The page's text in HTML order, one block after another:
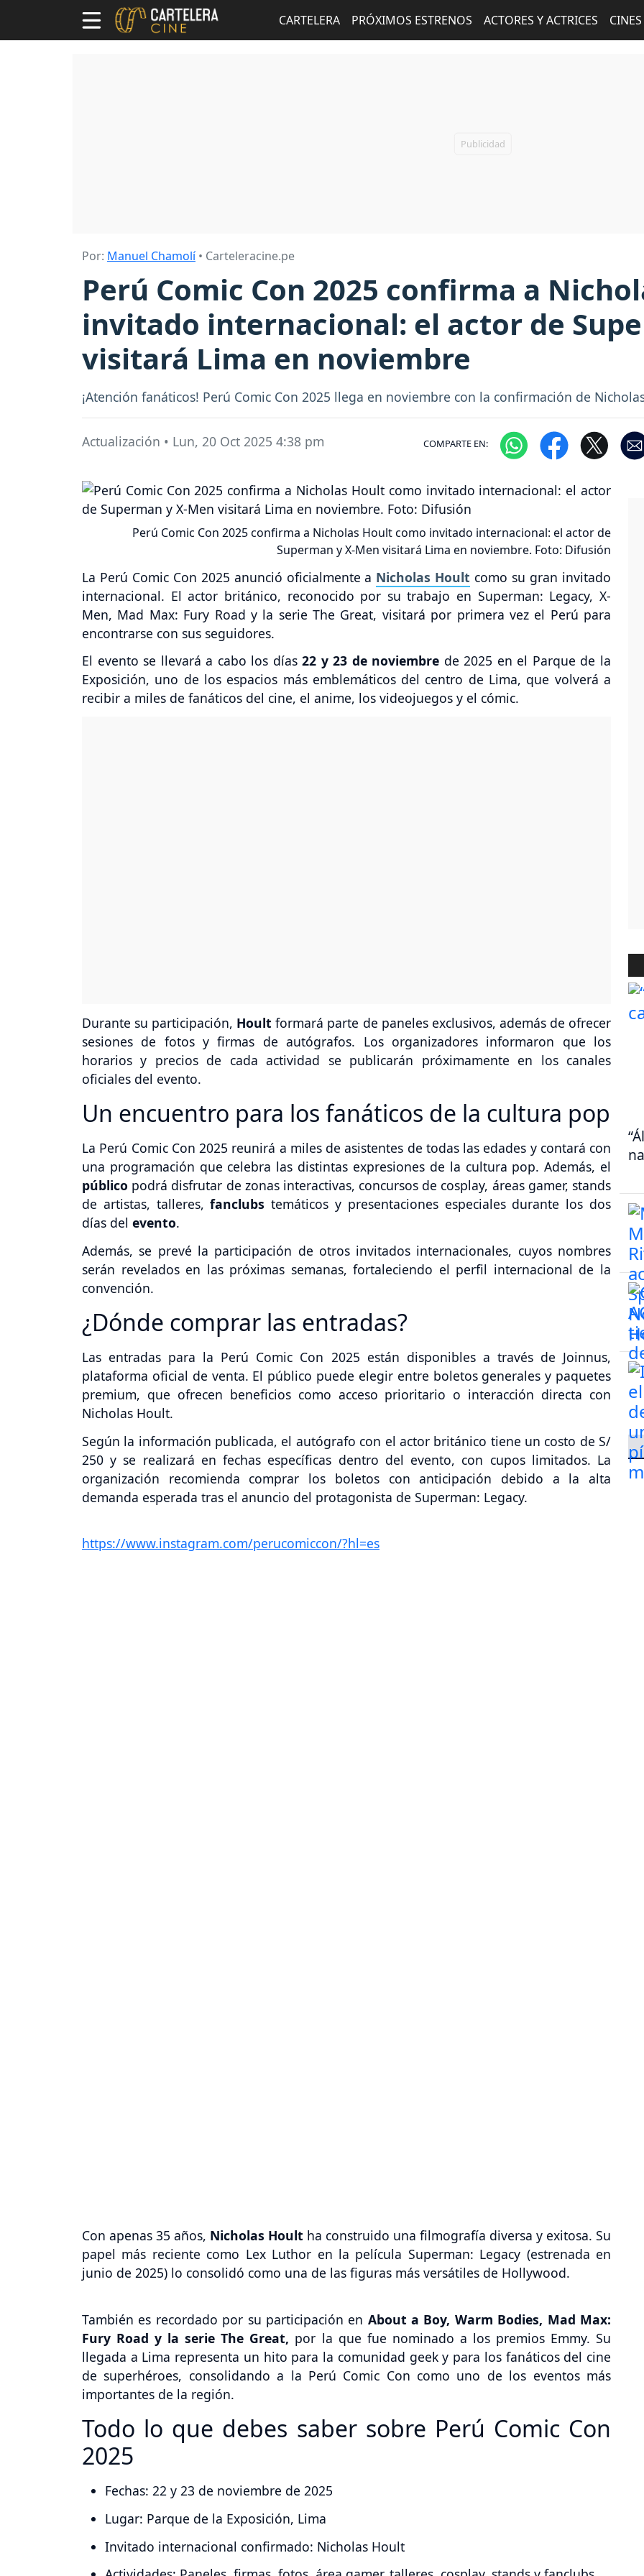
CARTELERA PRÓXIMOS ESTRENOS ACTORES Y ACTRICES CINES
Por: Manuel Chamolí• Carteleracine.pe
Perú Comic Con 2025 confirma a
invitado internacional: el actor de
visitará Lima en noviembre
¡Atención fanáticos! Perú Comic Con 2025 llega en noviembre con la confirmación de
Actualización • Lun, 20 Oct 2025 4:38 pm COMPARTE EN:
Perú Comic Con 2025 confirma a Nicholas Hoult como invitado internacional: el actor de
Superman y X-Men visitará Lima en noviembre. Foto: Difusión
La Perú Comic Con 2025 anunció oficialmente a Nicholas Hoult como su gran invitado
internacional. El actor británico, reconocido por su trabajo en Superman: Legacy, X-
Men, Mad Max: Fury Road y la serie The Great, visitará por primera vez el Perú para
encontrarse con sus seguidores.
El evento se llevará a cabo los días22 y 23 de noviembre de 2025 en el Parque de la
Exposición, uno de los espacios más emblemáticos del centro de Lima, que volverá a
recibir a miles de fanáticos del cine, el anime, los videojuegos y el cómic.
Durante su participación, Houltformará parte de paneles exclusivos, además de ofrecer
sesiones de fotos y firmas de autógrafos. Los organizadores informaron que los
horarios y precios de cada actividad se publicarán próximamente en los canales
oficiales del evento.
Un encuentro para los fanáticos de la cultura pop
La Perú Comic Con 2025 reunirá a miles de asistentes de todas las edades y contará con
una programación que celebra las distintas expresiones de la cultura pop. Además, el
público podrá disfrutar de zonas interactivas, concursos de cosplay, áreas gamer, stands
de artistas, talleres,fanclubstemáticos y presentaciones especiales durante los dos
días del evento.
Además, se prevé la participación de otros invitados internacionales, cuyos nombres
serán revelados en las próximas semanas, fortaleciendo el perfil internacional de la
convención.
¿Dónde comprar las entradas?
Las entradas para la Perú Comic Con 2025 están disponibles a través de Joinnus,
plataforma oficial de venta. El público puede elegir entre boletos generales y paquetes
premium, que ofrecen beneficios como acceso prioritario o interacción directa con
Nicholas Hoult.
Según la información publicada, el autógrafo con el actor británico tiene un costo de S/
250 y se realizará en fechas específicas dentro del evento, con cupos limitados. La
organización recomienda comprar los boletos con anticipación debido a la alta
demanda esperada tras el anuncio del protagonista de Superman: Legacy.
https://www.instagram.com/perucomiccon/?hl=es
Con apenas 35 años, Nicholas Hoult ha construido una filmografía diversa y exitosa. Su
papel más reciente como Lex Luthor en la película Superman: Legacy (estrenada en
junio de 2025) lo consolidó como una de las figuras más versátiles de Hollywood.
También es recordado por su participación en About a Boy, Warm Bodies, Mad Max:
Fury Road y la serie The Great, por la que fue nominado a los premios Emmy. Su
llegada a Lima representa un hito para la comunidad geek y para los fanáticos del cine
de superhéroes, consolidando a la Perú Comic Con como uno de los eventos más
importantes de la región.
Todo lo que debes saber sobre Perú Comic Con
2025
Fechas: 22 y 23 de noviembre de 2025
Lugar: Parque de la Exposición, Lima
Invitado internacional confirmado: Nicholas Hoult